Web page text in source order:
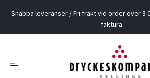
Snabba leveranser / Fri frakt vid order över 3
faktura